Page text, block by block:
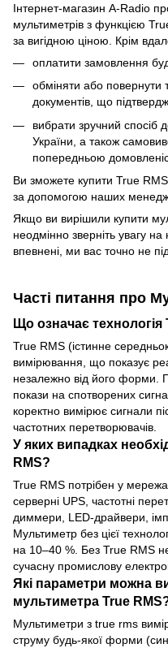
Інтернет-магазин A-Radio
мультиметрів з функцією
за вигідною ціною. Крім
оплатити замовлення
обміняти або повернути
документів, що
вибрати зручний спосіб
України, а також
попередньою
Ви зможете купити True
за допомогою наших
Якщо ви вирішили купити
неодмінно зверніть увагу
впевнені, ми вас точно не
Часті питання про
Що означає
True RMS (істинне
вимірювання, що показує
незалежно від його форми.
покази на спотворених
коректно вимірює сигнали
частотних перетворювачів.
У яких випадках
RMS?
True RMS потрібен у
серверні UPS, частотні
диммери, LED-драйвери,
Мультиметр без цієї
на 10–40 %. Без True RMS
сучасну промислову
Які параметри можна
мультиметра True
Мультиметри з true rms
струму будь-якої форми